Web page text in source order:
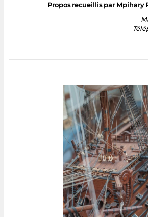
Propos recueillis par Mpihary